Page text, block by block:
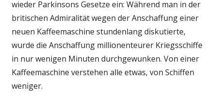
wieder Parkinsons Gesetze ein: Während man in der
britischen Admiralität wegen der Anschaffung einer
neuen Kaffeemaschine stundenlang diskutierte,
wurde die Anschaffung millionenteurer Kriegsschiffe
in nur wenigen Minuten durchgewunken. Von einer
Kaffeemaschine verstehen alle etwas, von Schiffen
weniger.